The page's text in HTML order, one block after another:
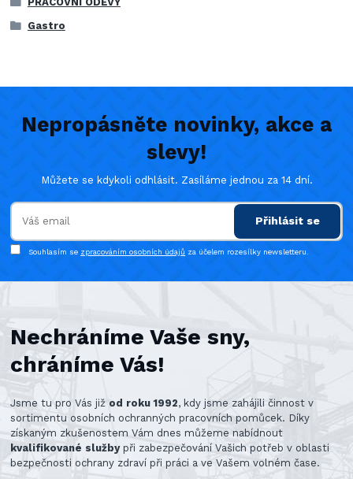
Gastro
Nepropásněte novinky, akce a
slevy!
Můžete se kdykoli odhlásit. Zasíláme jednou za 14 dní.
Přihlásit se
Souhlasím se zpracováním osobních údajů za účelem rozesílky newsletteru.
Nechráníme Vaše sny,
chráníme Vás!
Jsme tu pro Vás již od roku 1992, kdy jsme zahájili činnost v
sortimentu osobních ochranných pracovních pomůcek. Díky
získaným zkušenostem Vám dnes můžeme nabídnout
kvalifikované službypři zabezpečování Vašich potřeb v oblasti
bezpečnosti ochrany zdraví při práci a ve Vašem volném čase.